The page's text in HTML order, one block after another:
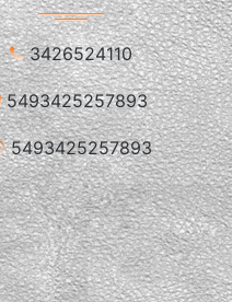
3426524110
5493425257893
5493425257893